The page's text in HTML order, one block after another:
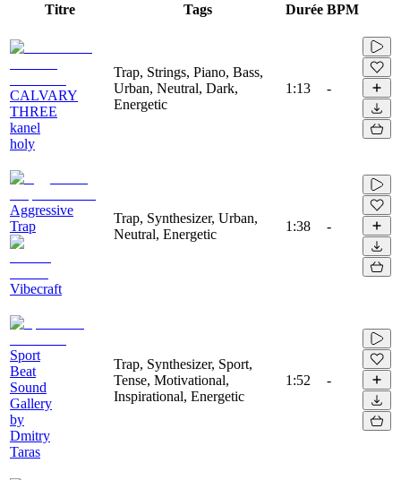
Titre Tags Durée BPM
CALVARY
THREE
kanel
holy
Trap, Strings, Piano, Bass,
Urban, Neutral, Dark,
Energetic
1:13 -
Aggressive
Trap
Vibecraft
Trap, Synthesizer, Urban,
Neutral, Energetic
1:38 -
Sport
Beat
Sound
Gallery
by
Dmitry
Taras
Trap, Synthesizer, Sport,
Tense, Motivational,
Inspirational, Energetic
1:52 -